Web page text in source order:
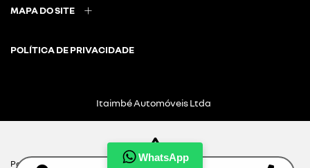
WhatsApp
MAPA DO SITE
POLÍTICA DE PRIVACIDADE
Itaimbé Automóveis Ltda
Para otimizar sua experiência durante a navegação, fazemos uso de